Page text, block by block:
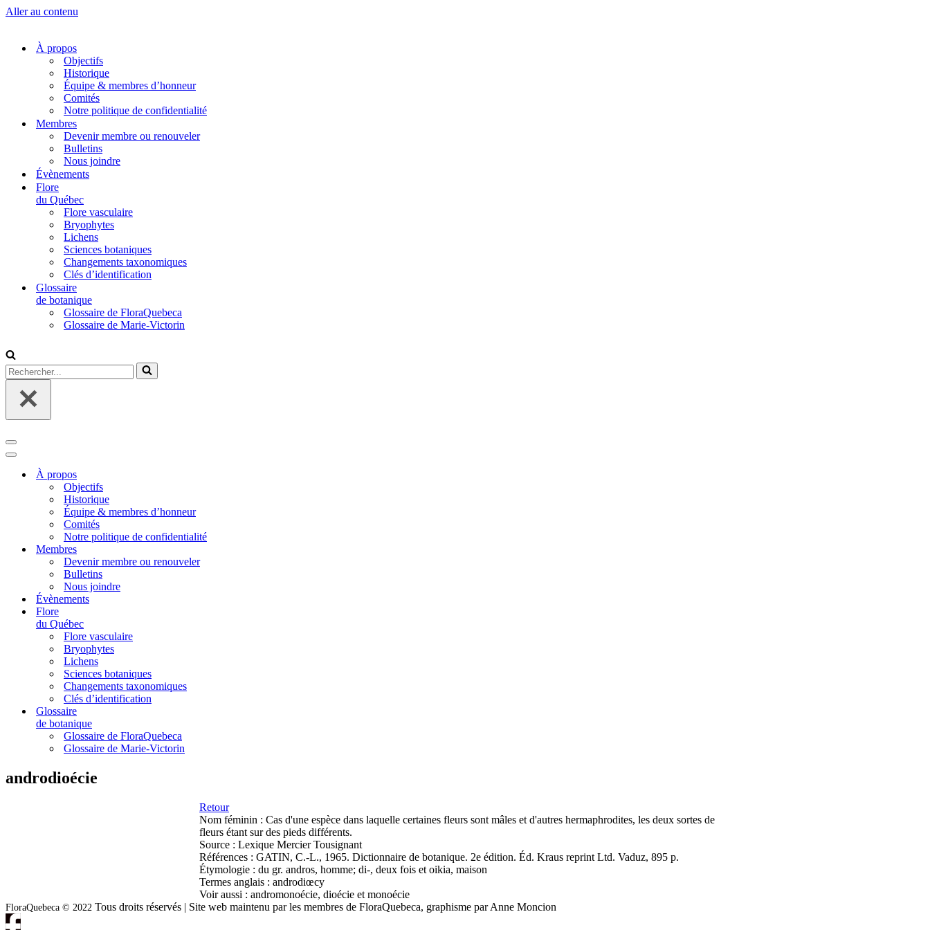
Aller au contenu
À propos
Objectifs
Historique
Équipe & membres d’honneur
Comités
Notre politique de confidentialité
Membres
Devenir membre ou renouveler
Bulletins
Nous joindre
Évènements
Flore
du Québec
Flore vasculaire
Bryophytes
Lichens
Sciences botaniques
Changements taxonomiques
Clés d’identification
Glossaire
de botanique
Glossaire de FloraQuebeca
Glossaire de Marie-Victorin
Rechercher...
Menu
de
navigation
Menu
navigationÀ propos
Objectifs
Historique
Équipe & membres d’honneur
Comités
Notre politique de confidentialité
Membres
Devenir membre ou renouveler
Bulletins
Nous joindre
Évènements
Flore
du Québec
Flore vasculaire
Bryophytes
Lichens
Sciences botaniques
Changements taxonomiques
Clés d’identification
Glossaire
de botanique
Glossaire de FloraQuebeca
Glossaire de Marie-Victorin
androdioécie
Retour
Nom féminin : Cas d'une espèce dans laquelle certaines fleurs sont mâles et d'autres hermaphrodites, les deux sortes de
fleurs étant sur des pieds différents.
Source : Lexique Mercier Tousignant
Références : GATIN, C.-L., 1965. Dictionnaire de botanique. 2e édition. Éd. Kraus reprint Ltd. Vaduz, 895 p.
Étymologie : du gr. andros, homme; di-, deux fois et oikia, maison
Termes anglais : androdiœcy
Voir aussi : andromonoécie, dioécie et monoécie
FloraQuebeca © 2022 Tous droits réservés | Site web maintenu par les membres de FloraQuebeca, graphisme par Anne Moncion